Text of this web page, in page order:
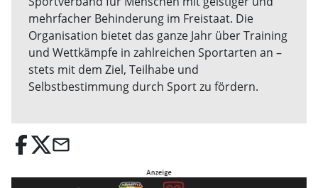
mehrfacher Behinderung im Freistaat. Die
Organisation bietet das ganze Jahr über Training
und Wettkämpfe in zahlreichen Sportarten an –
stets mit dem Ziel, Teilhabe und
Selbstbestimmung durch Sport zu fördern.
email